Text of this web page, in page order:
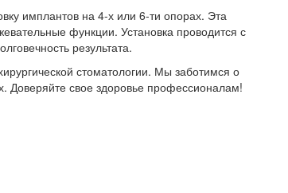
имплантов на 4-х или 6-ти опорах. Эта
функции. Установка проводится с
результата.
стоматологии. Мы заботимся о
Доверяйте свое здоровье профессионалам!